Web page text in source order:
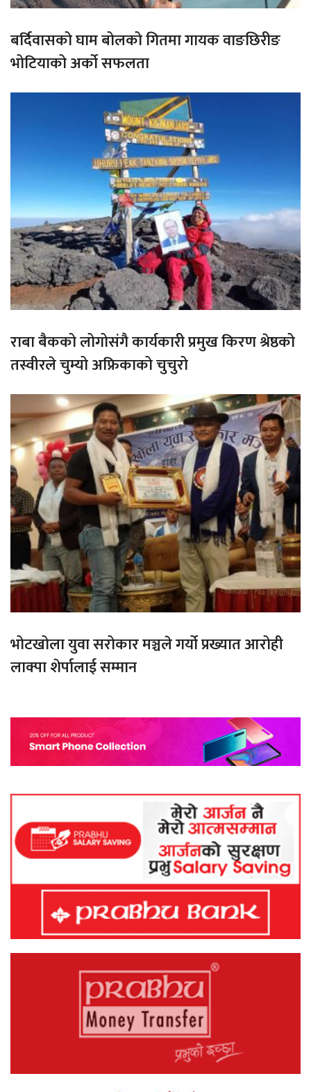
बर्दिवासको घाम बोलको गितमा गायक वाङछिरीङ
भोटियाको अर्को सफलता
राबा बैकको लोगोसंगै कार्यकारी प्रमुख किरण श्रेष्ठको
तस्वीरले चुम्यो अफ्रिकाको चुचुरो
भोटखोला युवा सरोकार मञ्चले गर्यो प्रख्यात आरोही
लाक्पा शेर्पालाई सम्मान